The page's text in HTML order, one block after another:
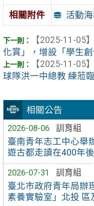
相關公告
2026-08-06
訓育組
臺南青年志工中心舉
遊古都走讀在400年
2026-07-31
訓育組
臺北市政府青年局辦
素養實驗室」北投 區
相關附件 活動
【2025-11-05】
化賞」，增設「學生創
【2025-11-05】
球隊洪一中總教 練蒞